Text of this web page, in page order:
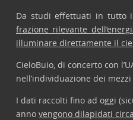
Da studi effettuati in tutto
frazione rilevante
illuminare direttamente il
CieloBuio, di concerto con
nell’individuazione dei
I dati raccolti fino ad oggi
anno vengono dilapidati